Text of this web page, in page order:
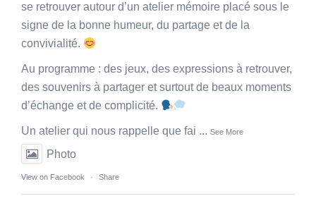
se retrouver autour d’un atelier mémoire placé sous le
signe de la bonne humeur, du partage et de la
convivialité.
Au programme : des jeux, des expressions à retrouver,
des souvenirs à partager et surtout de beaux moments
d’échange et de complicité.
Un atelier qui nous rappelle que fai ... See More
Photo
View on Facebook · Share